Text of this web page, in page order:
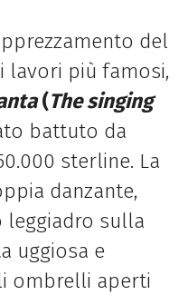
del
lavori più famosi,
(The singing
battuto da
sterline. La
danzante,
leggiadro sulla
uggiosa e
ombrelli aperti